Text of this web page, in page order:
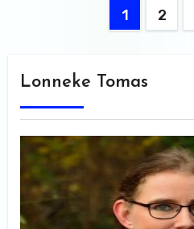
Berichten1 2
Lonneke Tomas